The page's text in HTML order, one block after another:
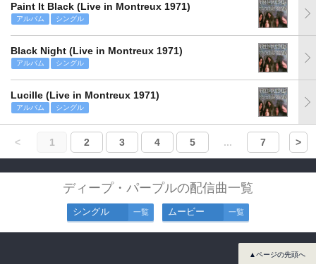
Paint It Black (Live in Montreux 1971)
アルバム シングル
Black Night (Live in Montreux 1971)
アルバム シングル
Lucille (Live in Montreux 1971)
アルバム シングル
< 1 2 3 4 5 ... 7 >
ディープ・パープルの配信曲一覧
シングル 一覧 ムービー 一覧
▲ページの先頭へ